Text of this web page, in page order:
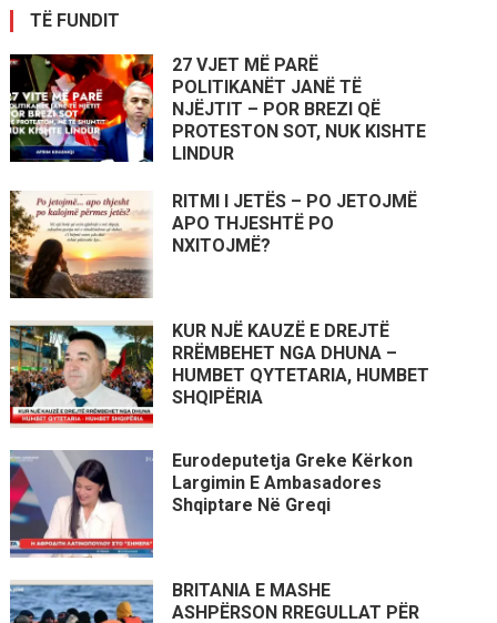
TË FUNDIT
27 VJET MË PARË
POLITIKANËT JANË TË
NJËJTIT – POR BREZI QË
PROTESTON SOT, NUK KISHTE
LINDUR
RITMI I JETËS – PO JETOJMË
APO THJESHTË PO
NXITOJMË?
KUR NJË KAUZË E DREJTË
RRËMBEHET NGA DHUNA –
HUMBET QYTETARIA, HUMBET
SHQIPËRIA
Eurodeputetja Greke Kërkon
Largimin E Ambasadores
Shqiptare Në Greqi
BRITANIA E MASHE
ASHPËRSON RREGULLAT PËR